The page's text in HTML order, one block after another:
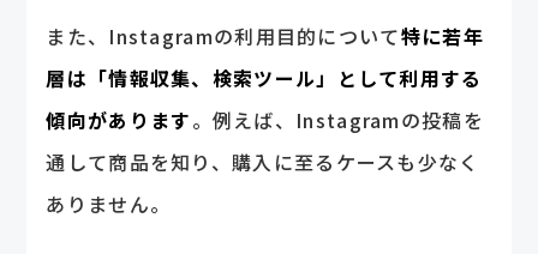
また、Instagramの利用目的について特に若年
層は「情報収集、検索ツール」として利用する
傾向があります。例えば、Instagramの投稿を
通して商品を知り、購入に至るケースも少なく
ありません。